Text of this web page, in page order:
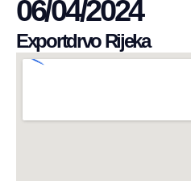
06/04/2024
Exportdrvo Rijeka